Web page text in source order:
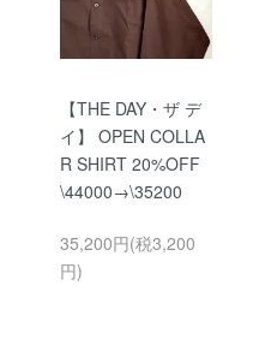
【THE DAY・ザ デ
イ】 OPEN COLLA
R SHIRT 20%OFF
\44000→\35200
35,200円(税3,200
円)